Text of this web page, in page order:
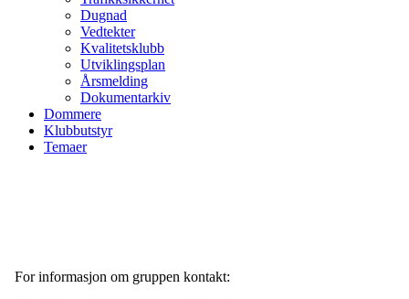
Dugnad
Vedtekter
Kvalitetsklubb
Utviklingsplan
Årsmelding
Dokumentarkiv
Dommere
Klubbutstyr
Temaer
For informasjon om gruppen kontakt: